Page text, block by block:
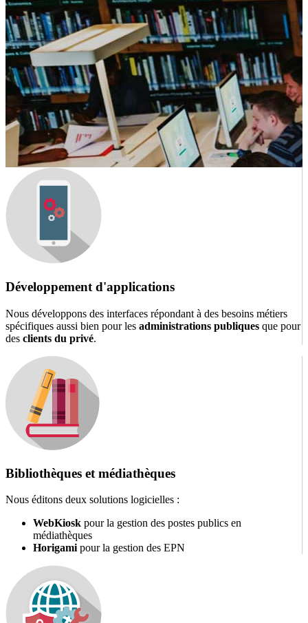
Développement d'applications
Nous développons des interfaces répondant à des besoins métiers
spécifiques aussi bien pour les administrations publiques que pour
des clients du privé.
Bibliothèques et médiathèques
Nous éditons deux solutions logicielles :
WebKiosk pour la gestion des postes publics en
médiathèques
Horigami pour la gestion des EPN